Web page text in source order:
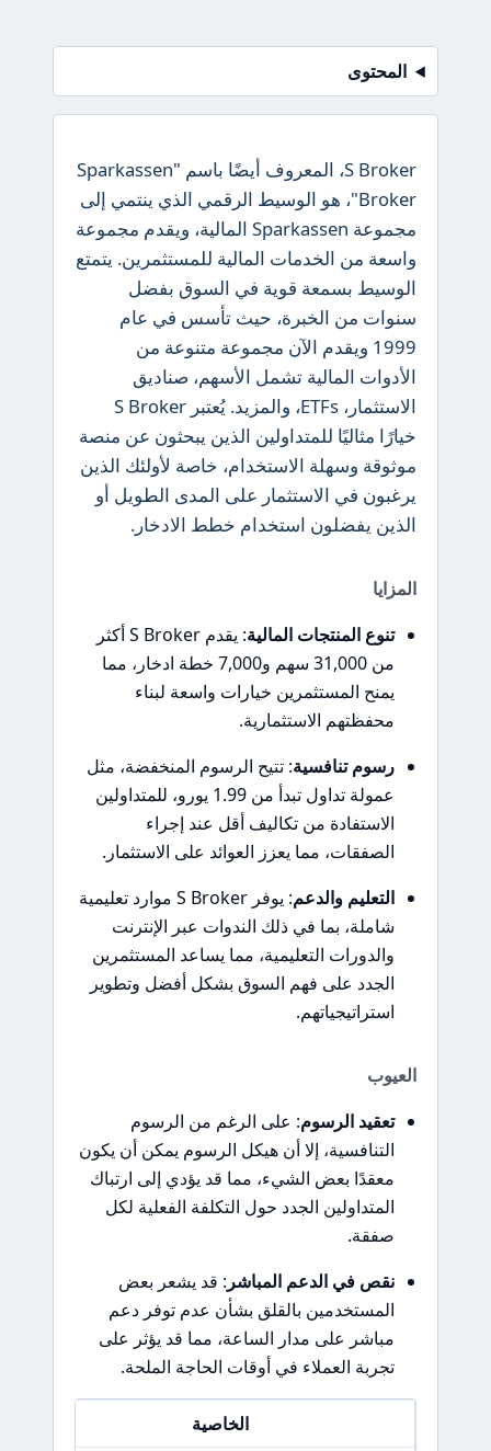
المحتوى
S Broker، المعروف أيضًا باسم "Sparkassen
Broker"، هو الوسيط الرقمي الذي ينتمي إلى
مجموعة Sparkassen المالية، ويقدم مجموعة
واسعة من الخدمات المالية للمستثمرين. يتمتع
الوسيط بسمعة قوية في السوق بفضل
سنوات من الخبرة، حيث تأسس في عام
1999 ويقدم الآن مجموعة متنوعة من
الأدوات المالية تشمل الأسهم، صناديق
الاستثمار، ETFs، والمزيد. يُعتبر S Broker
خيارًا مثاليًا للمتداولين الذين يبحثون عن منصة
موثوقة وسهلة الاستخدام، خاصة لأولئك الذين
يرغبون في الاستثمار على المدى الطويل أو
الذين يفضلون استخدام خطط الادخار.
المزايا
تنوع المنتجات المالية
: يقدم S Broker أكثر
من 31,000 سهم و7,000 خطة ادخار، مما
يمنح المستثمرين خيارات واسعة لبناء
محفظتهم الاستثمارية.
رسوم تنافسية: تتيح الرسوم المنخفضة، مثل
عمولة تداول تبدأ من 1.99 يورو، للمتداولين
الاستفادة من تكاليف أقل عند إجراء
الصفقات، مما يعزز العوائد على الاستثمار.
التعليم والدعم
: يوفر S Broker موارد تعليمية
شاملة، بما في ذلك الندوات عبر الإنترنت
والدورات التعليمية، مما يساعد المستثمرين
الجدد على فهم السوق بشكل أفضل وتطوير
استراتيجياتهم.
العيوب
تعقيد الرسوم: على الرغم من الرسوم
التنافسية، إلا أن هيكل الرسوم يمكن أن يكون
معقدًا بعض الشيء، مما قد يؤدي إلى ارتباك
المتداولين الجدد حول التكلفة الفعلية لكل
صفقة.
نقص في الدعم المباشر : قد يشعر بعض
المستخدمين بالقلق بشأن عدم توفر دعم
مباشر على مدار الساعة، مما قد يؤثر على
تجربة العملاء في أوقات الحاجة الملحة.
الخاصية